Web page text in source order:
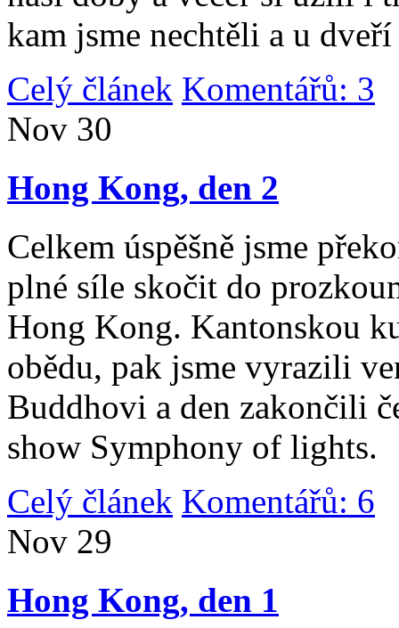
kam jsme nechtěli a u
Celý článek Komentářů: 3
Nov 30
Hong Kong, den 2
Celkem úspěšně jsme
plné síle skočit do
Hong Kong. Kantonskou
obědu, pak jsme vyrazili
Buddhovi a den zakončili
show Symphony of lights.
Celý článek Komentářů: 6
Nov 29
Hong Kong, den 1